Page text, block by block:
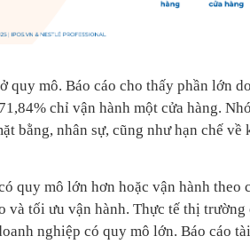
quy mô. Báo cáo cho thấy phần lớn
chỉ vận hành một cửa hàng.
bằng, nhân sự, cũng như hạn chế về
quy mô lớn hơn hoặc vận hành theo
và tối ưu vận hành. Thực tế thị
nghiệp có quy mô lớn. Báo cáo